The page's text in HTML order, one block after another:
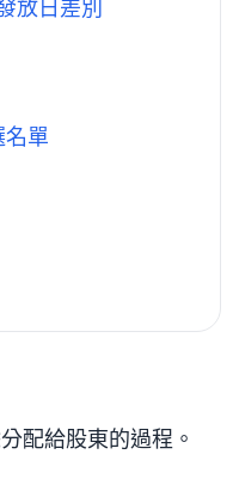
放日差別
名單
配給股東的過程。